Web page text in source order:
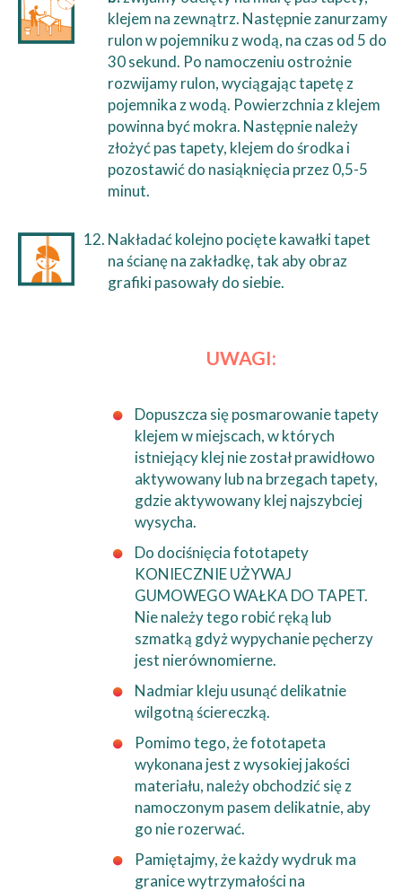
klejem na zewnątrz. Następnie zanurzamy
rulon w pojemniku z wodą, na czas od 5 do
30 sekund. Po namoczeniu ostrożnie
rozwijamy rulon, wyciągając tapetę z
pojemnika z wodą. Powierzchnia z klejem
powinna być mokra. Następnie należy
złożyć pas tapety, klejem do środka i
pozostawić do nasiąknięcia przez 0,5-5
minut.
Nakładać kolejno pocięte kawałki tapet
na ścianę na zakładkę, tak aby obraz
grafiki pasowały do siebie.
UWAGI:
Dopuszcza się posmarowanie tapety
klejem w miejscach, w których
istniejący klej nie został prawidłowo
aktywowany lub na brzegach tapety,
gdzie aktywowany klej najszybciej
wysycha.
Do dociśnięcia fototapety
KONIECZNIE UŻYWAJ
GUMOWEGO WAŁKA DO TAPET.
Nie należy tego robić ręką lub
szmatką gdyż wypychanie pęcherzy
jest nierównomierne.
Nadmiar kleju usunąć delikatnie
wilgotną ściereczką.
Pomimo tego, że fototapeta
wykonana jest z wysokiej jakości
materiału, należy obchodzić się z
namoczonym pasem delikatnie, aby
go nie rozerwać.
Pamiętajmy, że każdy wydruk ma
granice wytrzymałości na